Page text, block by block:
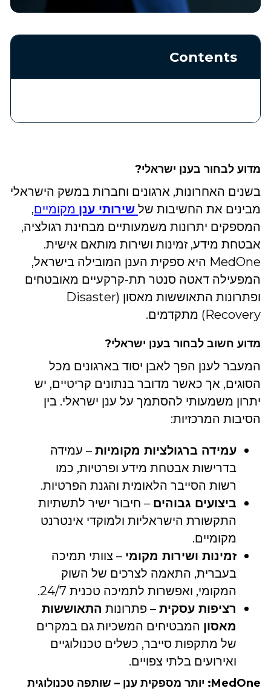
Contents
מדוע לבחור בענן ישראלי?
בשנים האחרונות, ארגונים וחברות במשק הישראלי
מבינים את החשיבות של שירותי ענן מקומיים,
המספקים יתרונות משמעותיים מבחינת רגולציה,
אבטחת מידע, זמינות ושירות מותאם אישית.
MedOne היא ספקית הענן המובילה בישראל,
המפעילה דאטה סנטר תת-קרקעיים מאובטחים
ופתרונות התאוששות מאסון (Disaster
Recovery) מתקדמים.
מדוע חשוב לבחור בענן ישראלי?
המעבר לענן הפך לאבן יסוד בארגונים מכל
הסוגים, אך כאשר מדובר בנתונים קריטיים, יש
יתרון משמעותי להסתמך על ענן ישראלי. בין
הסיבות המרכזיות:
עמידה ברגולציות מקומיות– עמידה
בדרישות אבטחת מידע ופרטיות, כמו
רשות הסייבר הלאומית והגנת הפרטיות.
ביצועים גבוהים – חיבור ישיר לתשתיות
התקשורת הישראליות ולמוקדי אינטרנט
מקומיים.
זמינות ושירות מקומי – צוותי תמיכה
בעברית, התאמה לצרכים של השוק
המקומי, ואפשרות לתמיכה טכנית 24/7.
רציפות עסקית– פתרונות התאוששות
מאסון המבטיחים המשכיות גם במקרים
של מתקפות סייבר, כשלים טכנולוגיים
ואירועים בלתי צפויים.
MedOne: יותר מספקית ענן – שותפה טכנולוגית